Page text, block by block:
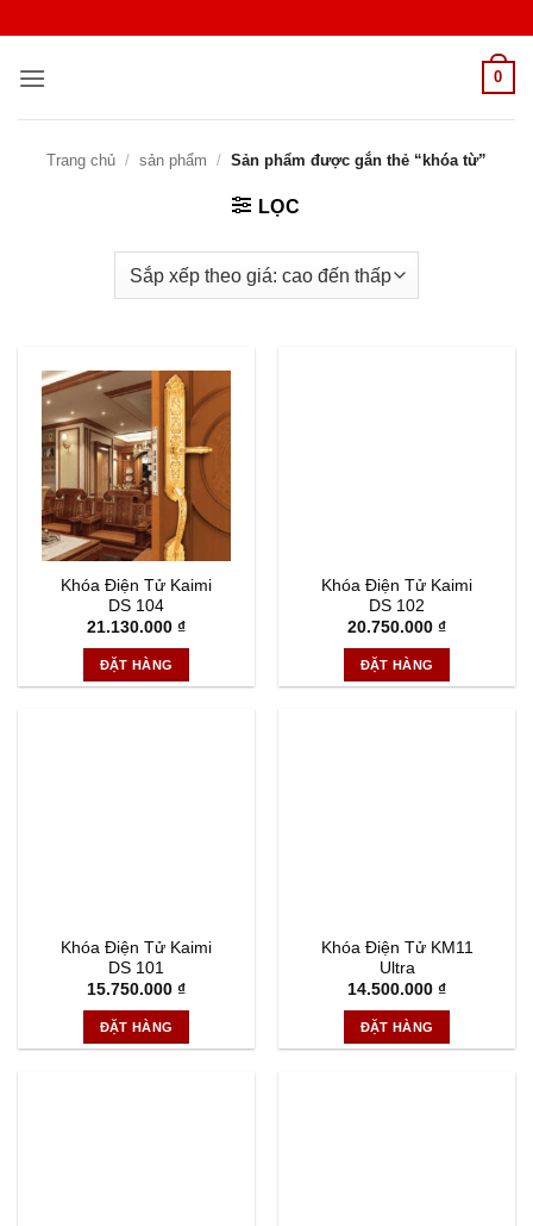
nội
0
Trang chủ / sản phẩm / Sản phẩm được gắn thẻ “khóa từ”
LỌC
Khóa Điện Tử Kaimi
DS 104
21.130.000 ₫
ĐẶT HÀNG
Khóa Điện Tử Kaimi
DS 102
20.750.000 ₫
ĐẶT HÀNG
Khóa Điện Tử Kaimi
DS 101
15.750.000 ₫
ĐẶT HÀNG
Khóa Điện Tử KM11
Ultra
14.500.000 ₫
ĐẶT HÀNG